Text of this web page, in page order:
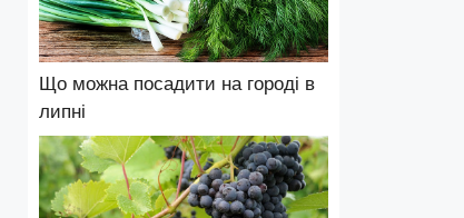
Що можна посадити на городі в
липні